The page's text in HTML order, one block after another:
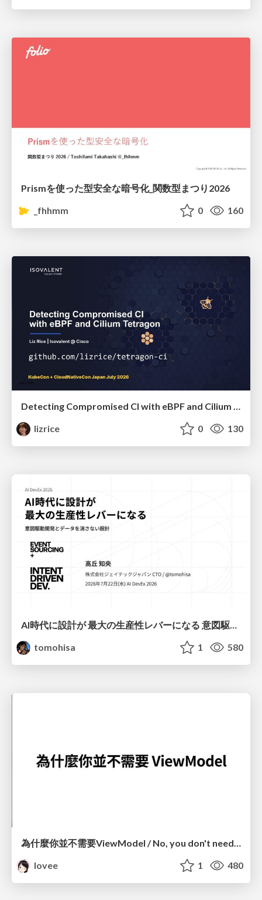
Prismを使った型安全な暗号化_関数型まつり2026
_fhhmm
0 160
Detecting Compromised CI with eBPF and Cilium Tetragon
lizrice
0 130
tomohisa
1 580
為什麼你並不需要ViewModel / No, you don't need a ViewModel
lovee
1 480